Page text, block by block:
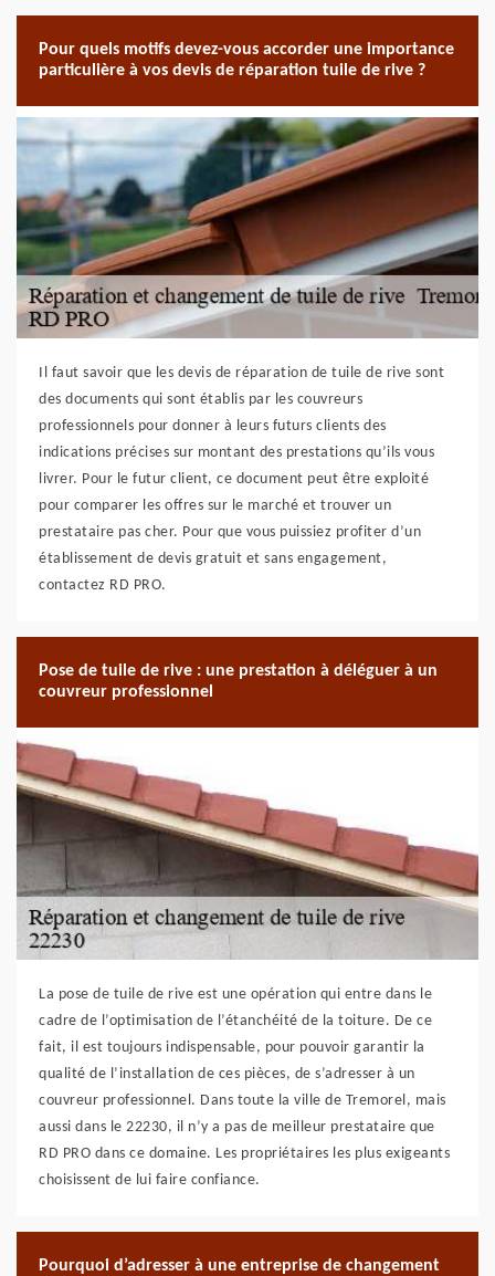
Pour quels motifs devez-vous accorder une importance
particulière à vos devis de réparation tuile de rive ?
Il faut savoir que les devis de réparation de tuile de rive sont
des documents qui sont établis par les couvreurs
professionnels pour donner à leurs futurs clients des
indications précises sur montant des prestations qu’ils vous
livrer. Pour le futur client, ce document peut être exploité
pour comparer les offres sur le marché et trouver un
prestataire pas cher. Pour que vous puissiez profiter d’un
établissement de devis gratuit et sans engagement,
contactez RD PRO.
Pose de tuile de rive : une prestation à déléguer à un
couvreur professionnel
La pose de tuile de rive est une opération qui entre dans le
cadre de l’optimisation de l’étanchéité de la toiture. De ce
fait, il est toujours indispensable, pour pouvoir garantir la
qualité de l’installation de ces pièces, de s’adresser à un
couvreur professionnel. Dans toute la ville de Tremorel, mais
aussi dans le 22230, il n’y a pas de meilleur prestataire que
RD PRO dans ce domaine. Les propriétaires les plus exigeants
choisissent de lui faire confiance.
Pourquoi d’adresser à une entreprise de changement